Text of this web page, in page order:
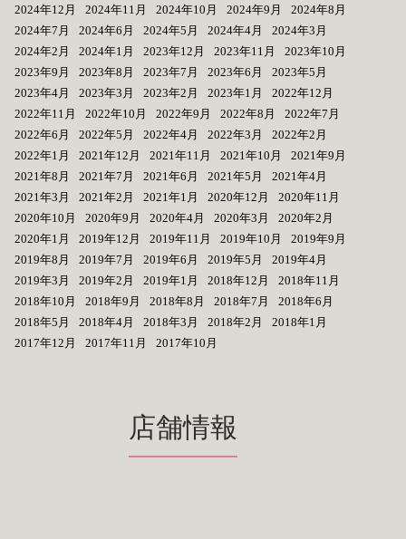
2024年12月
2024年11月 2024年10月 2024年9月
2024年8月
2024年7月
2024年6月 2024年5月 2024年4月
2024年3月
2024年2月
2024年1月 2023年12月 2023年11月
2023年10月
2023年9月
2023年8月 2023年7月 2023年6月
2023年5月
2023年4月
2023年3月 2023年2月 2023年1月
2022年12月
2022年11月
2022年10月 2022年9月 2022年8月
2022年7月
2022年6月
2022年5月 2022年4月 2022年3月
2022年2月
2022年1月
2021年12月 2021年11月 2021年10月
2021年9月
2021年8月
2021年7月 2021年6月 2021年5月
2021年4月
2021年3月
2021年2月 2021年1月 2020年12月
2020年11月
2020年10月
2020年9月 2020年4月 2020年3月
2020年2月
2020年1月
2019年12月 2019年11月 2019年10月
2019年9月
2019年8月
2019年7月 2019年6月 2019年5月
2019年4月
2019年3月
2019年2月 2019年1月 2018年12月
2018年11月
2018年10月
2018年9月 2018年8月 2018年7月
2018年6月
2018年5月
2018年4月 2018年3月 2018年2月
2018年1月
2017年12月
2017年11月 2017年10月
店舗情報